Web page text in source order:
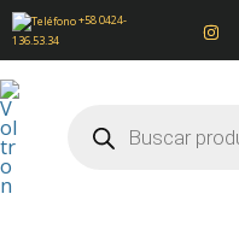
Ir
al
contenido
+58 0424-
136.53.34
productos